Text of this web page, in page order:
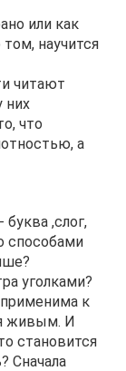
или как
научится
читают
них
что
а
,слог,
способами
уголками?
к
живым. И
становится
Сначала